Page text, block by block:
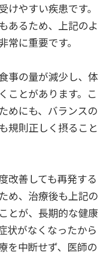
けやすい疾患です。
あるため、上記のよ
常に重要です。
事の量が減少し、体
ことがあります。こ
めにも、バランスの
規則正しく摂ること
改善しても再発する
め、治療後も上記の
とが、長期的な健康
状がなくなったから
を中断せず、医師の